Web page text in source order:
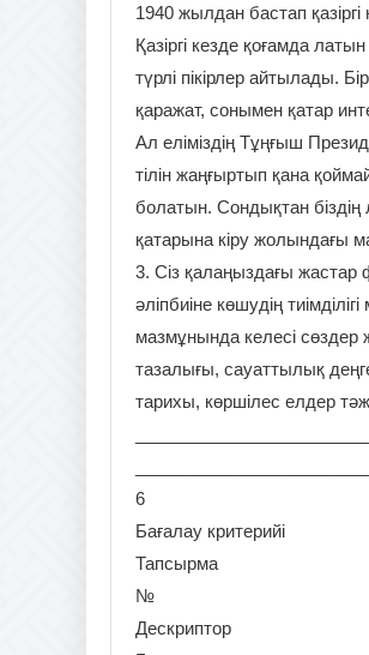
1940 жылдан бастап
Қазіргі кездe қоғамдa
түрлі пікірлер айтылады.
қаражат, сонымен қатар
Ал еліміздің Тұңғыш
тілін жаңғыртып қана
болатын. Сондықтан біздің
қатарына кіру жолындағы
3. Сіз қалаңыздағы
әліпбиіне көшудің
мазмұнында келесі сөздер
тазалығы, сауаттылық
тарихы, көршілес елдер
6
Бағалау критерийі
Тапсырма
№
Дескриптор